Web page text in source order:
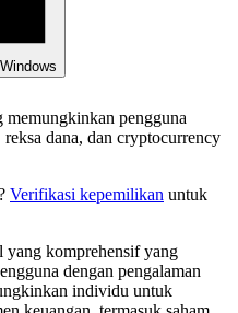
pengguna
dana, dan cryptocurrency
Verifikasi kepemilikan untuk
komprehensif yang
dengan pengalaman
individu untuk